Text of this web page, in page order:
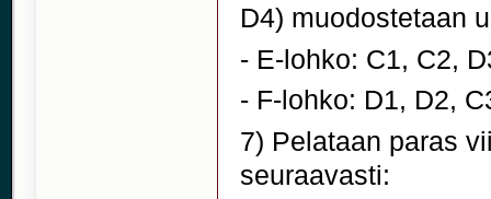
D4) muodostetaan
- E-lohko: C1, C2,
- F-lohko: D1, D2,
7) Pelataan paras
seuraavasti: